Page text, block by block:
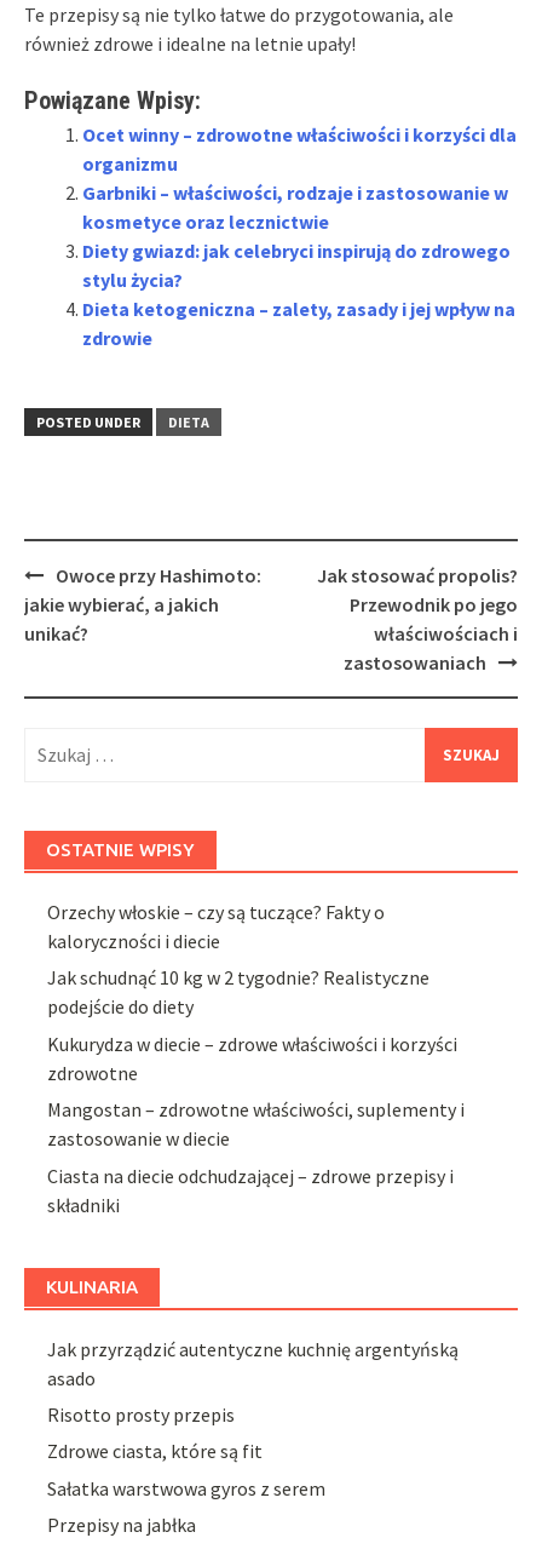
Te przepisy są nie tylko łatwe do przygotowania, ale
również zdrowe i idealne na letnie upały!
Powiązane Wpisy:
Ocet winny – zdrowotne właściwości i korzyści dla
organizmu
Garbniki – właściwości, rodzaje i zastosowanie w
kosmetyce oraz lecznictwie
Diety gwiazd: jak celebryci inspirują do zdrowego
stylu życia?
Dieta ketogeniczna – zalety, zasady i jej wpływ na
zdrowie
POSTED UNDER DIETA
Post
navigation
Owoce przy Hashimoto:
jakie wybierać, a jakich
unikać?
Jak stosować propolis?
Przewodnik po jego
właściwościach i
zastosowaniach
OSTATNIE WPISY
Orzechy włoskie – czy są tuczące? Fakty o
kaloryczności i diecie
Jak schudnąć 10 kg w 2 tygodnie? Realistyczne
podejście do diety
Kukurydza w diecie – zdrowe właściwości i korzyści
zdrowotne
Mangostan – zdrowotne właściwości, suplementy i
zastosowanie w diecie
Ciasta na diecie odchudzającej – zdrowe przepisy i
składniki
KULINARIA
Jak przyrządzić autentyczne kuchnię argentyńską
asado
Risotto prosty przepis
Zdrowe ciasta, które są fit
Sałatka warstwowa gyros z serem
Przepisy na jabłka